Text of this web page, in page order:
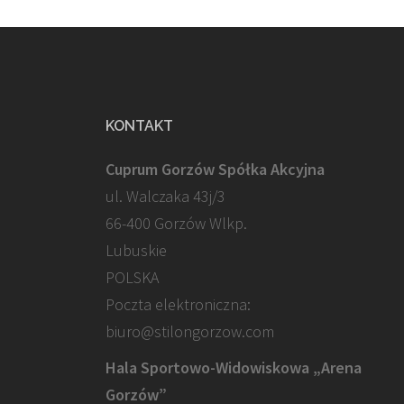
KONTAKT
Cuprum Gorzów Spółka Akcyjna
ul. Walczaka 43j/3
66-400 Gorzów Wlkp.
Lubuskie
POLSKA
Poczta elektroniczna:
biuro@stilongorzow.com
Hala Sportowo-Widowiskowa „Arena
Gorzów”